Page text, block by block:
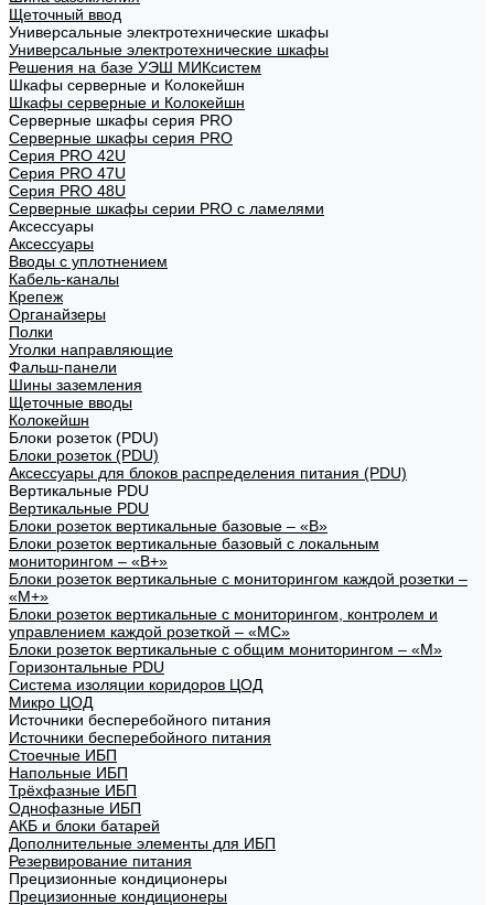
Щеточный ввод
Универсальные электротехнические шкафы
Универсальные электротехнические шкафы
Решения на базе УЭШ МИКсистем
Шкафы серверные и Колокейшн
Шкафы серверные и Колокейшн
Серверные шкафы серия PRO
Серверные шкафы серия PRO
Серия PRO 42U
Серия PRO 47U
Серия PRO 48U
Серверные шкафы серии PRO с ламелями
Аксессуары
Аксессуары
Вводы с уплотнением
Кабель-каналы
Крепеж
Органайзеры
Полки
Уголки направляющие
Фальш-панели
Шины заземления
Щеточные вводы
Колокейшн
Блоки розеток (PDU)
Блоки розеток (PDU)
Аксессуары для блоков распределения питания (PDU)
Вертикальные PDU
Вертикальные PDU
Блоки розеток вертикальные базовые – «В»
Блоки розеток вертикальные базовый с локальным
мониторингом – «В+»
Блоки розеток вертикальные с мониторингом каждой розетки –
«М+»
Блоки розеток вертикальные с мониторингом, контролем и
управлением каждой розеткой – «МС»
Блоки розеток вертикальные с общим мониторингом – «М»
Горизонтальные PDU
Система изоляции коридоров ЦОД
Микро ЦОД
Источники бесперебойного питания
Источники бесперебойного питания
Стоечные ИБП
Напольные ИБП
Трёхфазные ИБП
Однофазные ИБП
АКБ и блоки батарей
Дополнительные элементы для ИБП
Резервирование питания
Прецизионные кондиционеры
Прецизионные кондиционеры